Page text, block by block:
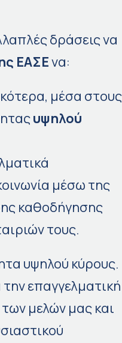
δράσεις να
ΕΑΣΕνα:
μέσα στους
υψηλού
μέσω της
καθοδήγησης
τους.
υψηλού κύρους.
επαγγελματική
μελών μας και